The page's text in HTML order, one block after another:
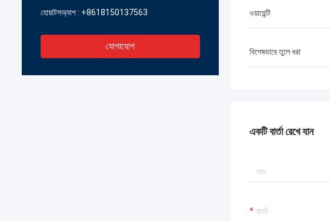
হোয়াটসঅ্যাপ : +8618150137563
যোগাযোগ
ওয়ারেন্টি
বিশেষভাবে তুলে ধরা
একটি বার্তা রেখে যান